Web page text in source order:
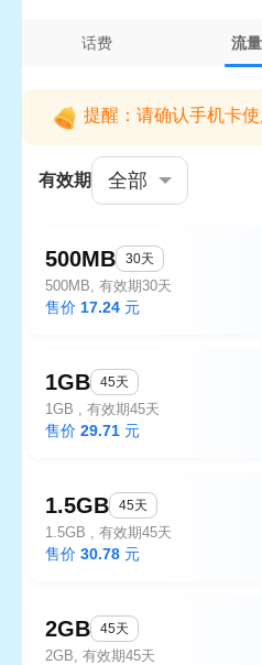
话费 流量
提醒：请确认手机卡
有效期 全部
500MB 30天
500MB, 有效期30天
售价 17.24 元
1GB 45天
1GB , 有效期45天
售价 29.71 元
1.5GB 45天
1.5GB , 有效期45天
售价 30.78 元
2GB 45天
2GB, 有效期45天